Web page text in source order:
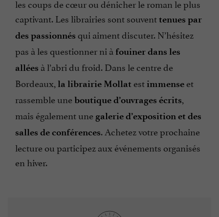
les coups de cœur ou dénicher le roman le plus
captivant. Les librairies sont souventtenues par
des passionnés qui aiment discuter. N’hésitez
pas à les questionner ni à fouiner dans les
allées à l’abri du froid. Dans le centre de
Bordeaux, la librairie Mollat estimmense et
rassemble uneboutique d’ouvrages écrits,
mais également une galerie d’exposition et des
salles de conférences. Achetez votre prochaine
lecture ou participez aux événements organisés
en hiver.